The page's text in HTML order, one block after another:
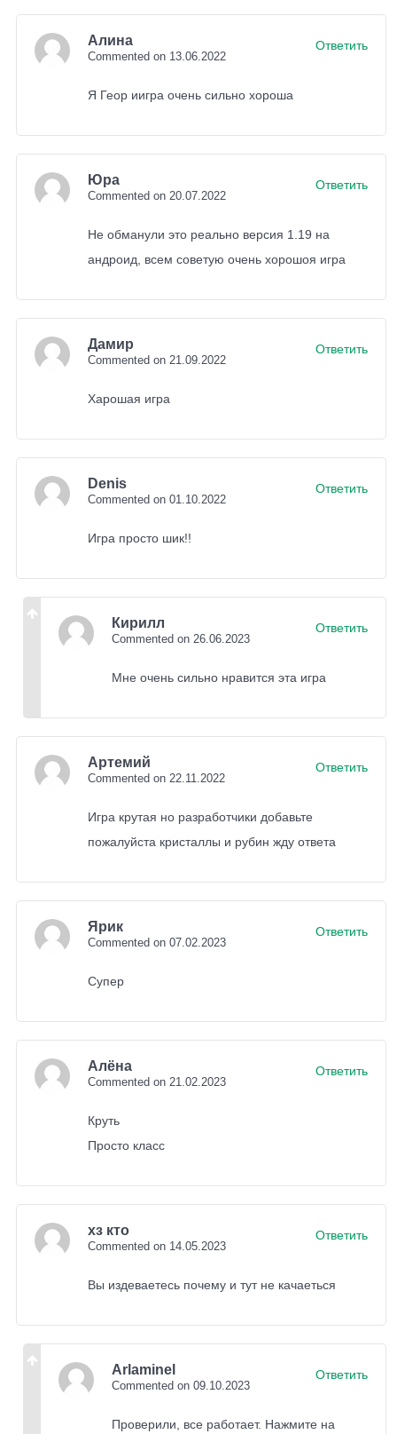
устройствах IOS, когда игрок находился в
деревнях.Алина
Commented on 13.06.2022
Я Геор иигра очень сильно хороша
Ответить
Юра
Commented on 20.07.2022
Не обманули это реально версия 1.19 на
андроид, всем советую очень хорошоя игра
Ответить
Дамир
Commented on 21.09.2022
Харошая игра
Ответить
Denis
Commented on 01.10.2022
Игра просто шик!!
Ответить
Кирилл
Commented on 26.06.2023
Мне очень сильно нравится эта игра
Ответить
Артемий
Commented on 22.11.2022
Игра крутая но разработчики добавьте
пожалуйста кристаллы и рубин жду ответа
Ответить
Ярик
Commented on 07.02.2023
Супер
Ответить
Алёна
Commented on 21.02.2023
Круть
Просто класс
Ответить
хз кто
Commented on 14.05.2023
Вы издеваетесь почему и тут не качаеться
Ответить
Arlaminel
Commented on 09.10.2023
Проверили, все работает. Нажмите на
Ответить